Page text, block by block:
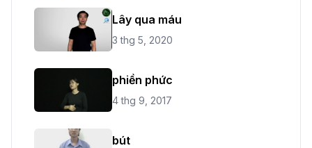
Lây qua máu
3 thg 5, 2020
phiền phức
4 thg 9, 2017
bút